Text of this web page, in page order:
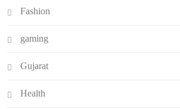
Fashion
gaming
Gujarat
Health